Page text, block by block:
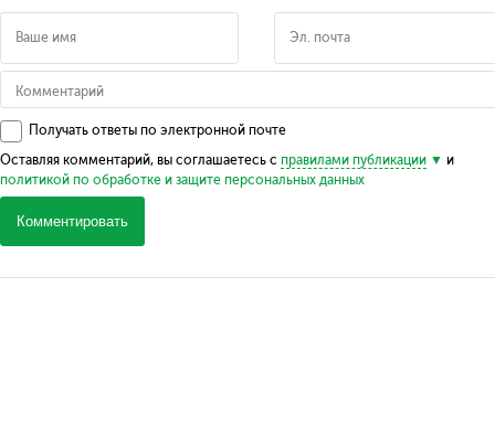
Получать ответы по электронной почте
Оставляя комментарий, вы соглашаетесь с правилами публикации
и
политикой по обработке и защите персональных данных
Комментировать